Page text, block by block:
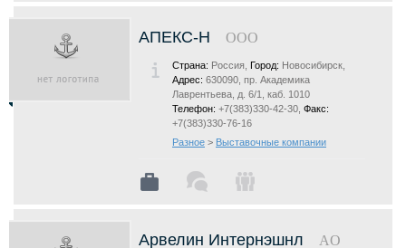
АПЕКС-Н ООО
Страна: Россия, Город: Новосибирск,
Адрес: 630090, пр. Академика
Лаврентьева, д. 6/1, каб. 1010
Телефон: +7(383)330-42-30, Факс:
+7(383)330-76-16
Разное > Выставочные компании
Арвелин Интернэшнл AO